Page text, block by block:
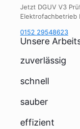
Jetzt DGUV V3
Elektrofachbetrieb
0152 29548623
Unsere
zuverlässig
schnell
sauber
effizient